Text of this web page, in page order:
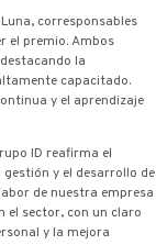
corresponsables
el premio. Ambos
la
capacitado.
y el aprendizaje
ID reafirma el
y el desarrollo de
de nuestra empresa
el sector, con un claro
y la mejora